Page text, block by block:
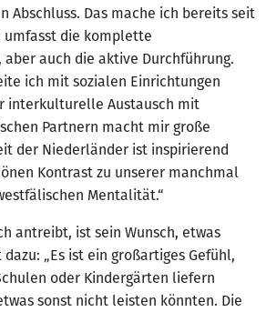
Abschluss. Das mache ich bereits seit
umfasst die komplette
auch die aktive Durchführung.
ich mit sozialen Einrichtungen
interkulturelle Austausch mit
Partnern macht mir große
der Niederländer ist inspirierend
Kontrast zu unserer manchmal
Mentalität.“
antreibt, ist sein Wunsch, etwas
dazu: „Es ist ein großartiges Gefühl,
oder Kindergärten liefern
sonst nicht leisten könnten. Die